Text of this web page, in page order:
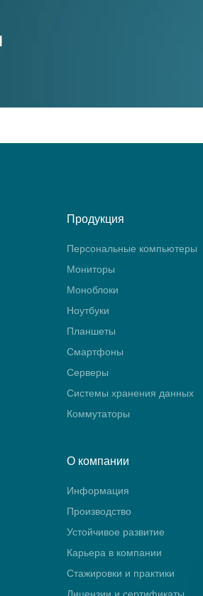
Продукция
Персональные компьютеры
Мониторы
Моноблоки
Ноутбуки
Планшеты
Смартфоны
Серверы
Системы хранения данных
Коммутаторы
О компании
Информация
Производство
Устойчивое развитие
Карьера в компании
Стажировки и практики
Лицензии и сертификаты